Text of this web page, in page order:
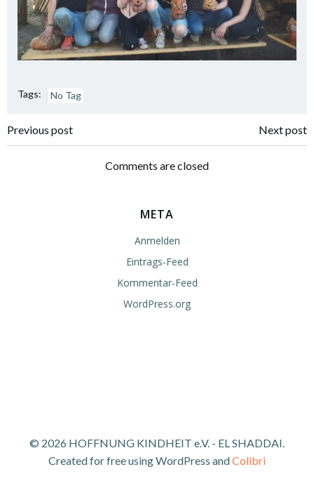
Tags: No Tag
Post
navigation
Previous post
navigation
Next post
Comments are closed
META
Anmelden
Eintrags-Feed
Kommentar-Feed
WordPress.org
© 2026 HOFFNUNG KINDHEIT e.V. - EL SHADDAI.
Created for free using WordPress andColibri